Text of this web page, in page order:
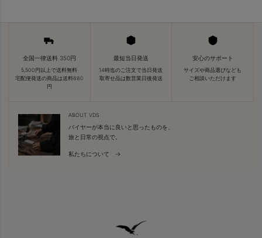
全国一律送料 350円
5,500円以上で送料無料
宅配便発送の商品は送料880
円
最短当日発送
14時迄のご注文で当日発送
取寄せ品は数営業日後発送
安心のサポート
サイズや商品選びなども
ご相談いただけます
ABOUT VDS
バイヤーが本当に良いと思ったものを、
旅と日常の視点で。
私たちについて →